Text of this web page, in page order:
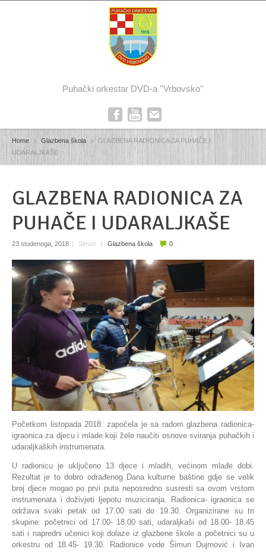
Puhački orkestar DVD-a ''Vrbovsko''
Home Glazbena škola
GLAZBENA RADIONICA ZA PUHAČE I
UDARALJKAŠE
GLAZBENA RADIONICA ZA
PUHAČE I UDARALJKAŠE
23 studenoga, 2018 | Simun | Glazbena škola 0
Početkom listopada 2018. započela je sa radom glazbena radionica-
igraonica za djecu i mlade koji žele naučiti osnove sviranja puhačkih i
udaraljkaških instrumenata.
U radionicu je uključeno 13 djece i mladih, većinom mlađe dobi.
Rezultat je to dobro odrađenog Dana kulturne baštine gdje se velik
broj djece mogao po prvi puta neposredno susresti sa ovom vrstom
instrumenata i doživjeti ljepotu muziciranja. Radionica- igraonica se
održava svaki petak od 17.00 sati do 19.30. Organizirane su tri
skupine: početnici od 17.00- 18.00 sati, udaraljkaši od 18.00- 18.45
sati i napredni učenici koji dolaze iz glazbene škole a početnici su u
orkestru od 18.45- 19.30. Radionice vode Šimun Dujmović i Ivan